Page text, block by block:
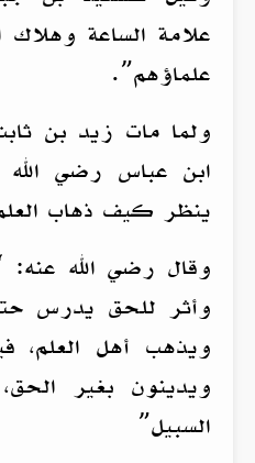
علامة الساعة وهلاك
علماؤهم”.
ولما مات زيد بن
ابن عباس رضي
ينظر كيف ذهاب
وقال رضي الله عنه:
وأثر للحق يدرس
ويذهب أهل العلم،
ويدينون بغير
السبيل”